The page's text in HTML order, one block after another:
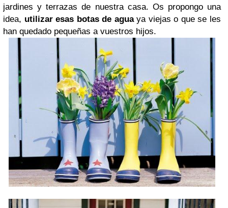
jardines y terrazas de nuestra casa. Os propongo una
idea, utilizar esas botas de aguaya viejas o que se les
han quedado pequeñas a vuestros hijos.